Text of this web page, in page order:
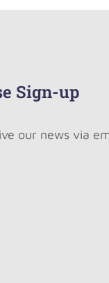
Sign-up
our news via